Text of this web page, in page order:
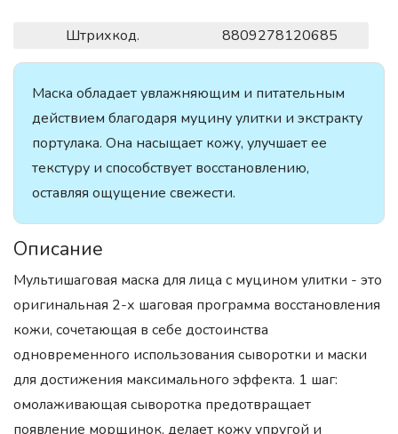
Штрихкод. 8809278120685
Маска обладает увлажняющим и питательным
действием благодаря муцину улитки и экстракту
портулака. Она насыщает кожу, улучшает ее
текстуру и способствует восстановлению,
оставляя ощущение свежести.
Описание
Мультишаговая маска для лица с муцином улитки - это
оригинальная 2-х шаговая программа восстановления
кожи, сочетающая в себе достоинства
одновременного использования сыворотки и маски
для достижения максимального эффекта. 1 шаг:
омолаживающая сыворотка предотвращает
появление морщинок, делает кожу упругой и